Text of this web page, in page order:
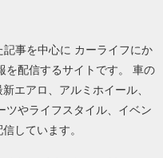
事を中心に カーライフにか
を配信するサイトです。 車の
エアロ、アルミホイール、
ツやライフスタイル、イベン
しています。